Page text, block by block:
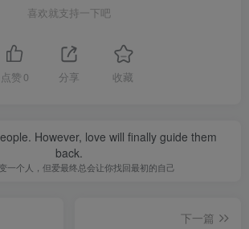
喜欢就支持一下吧
点赞 0 分享 收藏
However, love will finally guide them
back.
一个人，但爱最终总会让你找回最初的自己
下一篇